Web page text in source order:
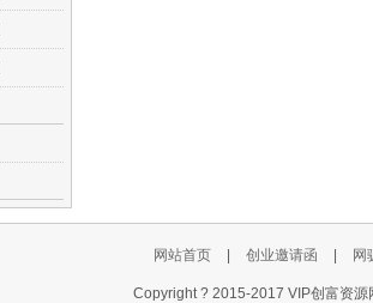
网站首页 创业邀请函 网
Copyright ? 2015-2017 VIP创富资源